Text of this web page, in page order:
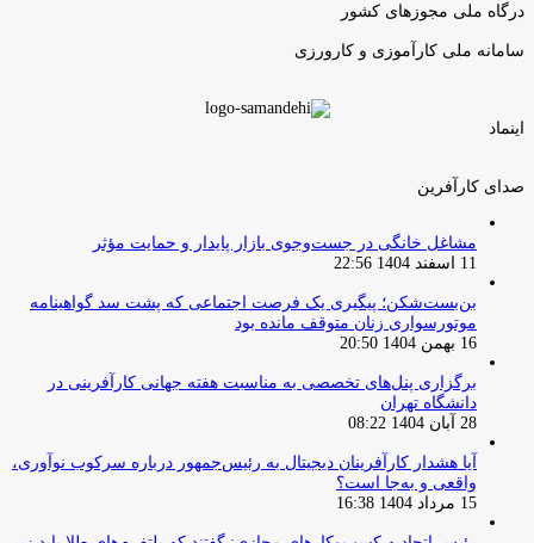
درگاه ملی مجوزهای کشور
سامانه ملی کارآموزی و کارورزی
اینماد
صدای کارآفرین
مشاغل خانگی در جست‌وجوی بازار پایدار و حمایت مؤثر
11 اسفند 1404 22:56
بن‌بست‌شکن؛ پیگیری یک فرصت اجتماعی که پشت سد گواهینامه
موتورسواری زنان متوقف مانده بود
16 بهمن 1404 20:50
برگزاری پنل‌های تخصصی به مناسبت هفته جهانی کارآفرینی در
دانشگاه تهران
28 آبان 1404 08:22
آیا هشدار کارآفرینان دیجیتال به رئیس‌جمهور درباره سرکوب نوآوری،
واقعی و به‌جا است؟
15 مرداد 1404 16:38